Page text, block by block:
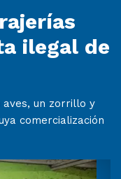
ilegal de
aves, un zorrillo y
comercialización